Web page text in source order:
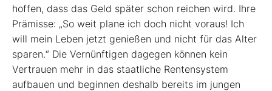
hoffen, dass das Geld später schon reichen wird. Ihre
Prämisse: „So weit plane ich doch nicht voraus! Ich
will mein Leben jetzt genießen und nicht für das Alter
sparen.“ Die Vernünftigen dagegen können kein
Vertrauen mehr in das staatliche Rentensystem
aufbauen und beginnen deshalb bereits im jungen